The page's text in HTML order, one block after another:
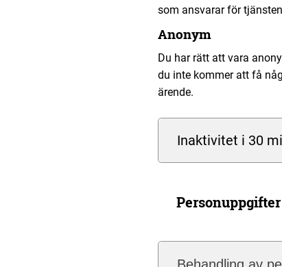
som ansvarar för
Anonym
Du har rätt att vara
du inte kommer att få
ärende.
Inaktivitet i 30